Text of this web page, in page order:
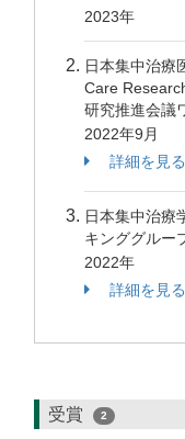
2023年
日本集中治
Care
研究推進会議
2022年9月
詳細を見る
日本集中治療
キンググルー
2022年
詳細を見る
受賞 2